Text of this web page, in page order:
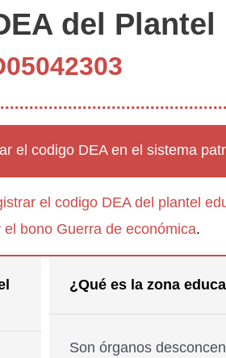
del Plantel
el codigo DEA en el sistema
el codigo DEA del plantel
bono Guerra de económica.
¿Qué es la zona
Son órganos